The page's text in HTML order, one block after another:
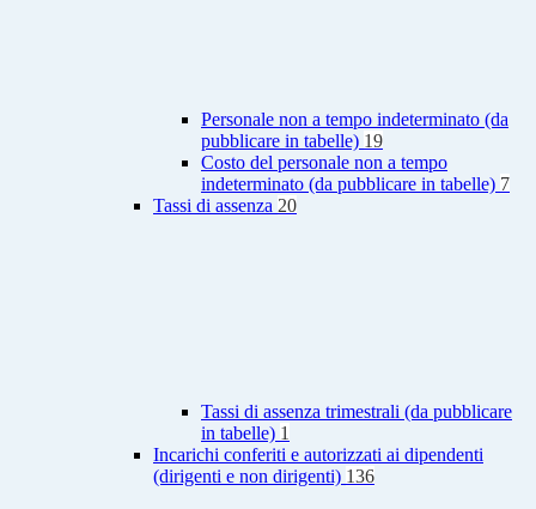
Personale non a tempo indeterminato (da
pubblicare in tabelle) 19
Costo del personale non a tempo
indeterminato (da pubblicare in tabelle) 7
Tassi di assenza 20
Tassi di assenza trimestrali (da pubblicare
in tabelle) 1
Incarichi conferiti e autorizzati ai dipendenti
(dirigenti e non dirigenti) 136